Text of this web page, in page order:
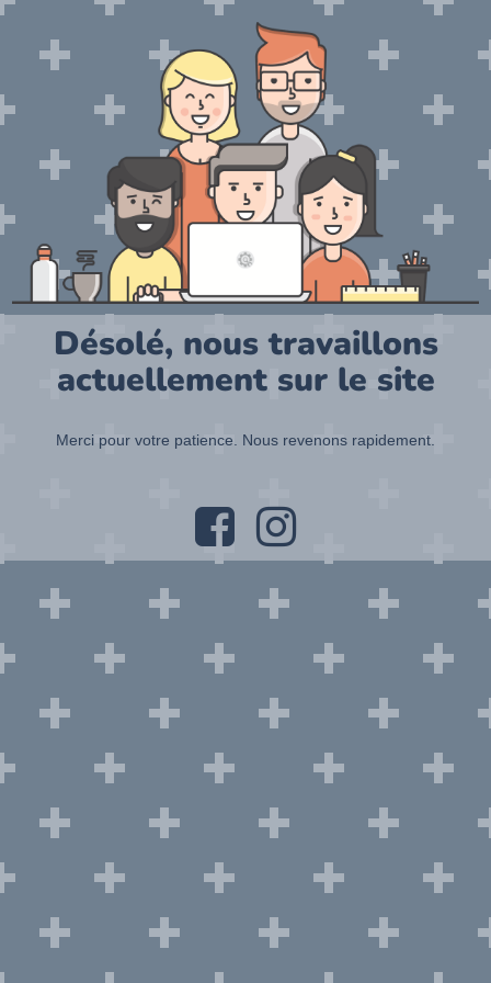
Désolé, nous travaillons
actuellement sur le site
Merci pour votre patience. Nous revenons rapidement.